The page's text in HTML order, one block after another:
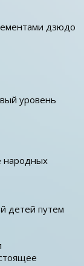
дзюдо
уровень
народных
детей путем